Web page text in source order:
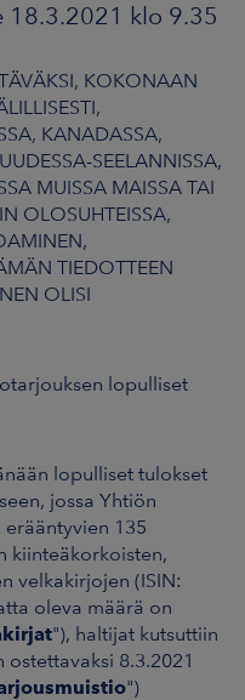
18.3.2021 klo 9.35
KOKONAAN
KANADASSA,
SEELANNISSA,
MUISSA MAISSA TAI
OLOSUHTEISSA,
TIEDOTTEEN
OLISI
lopulliset
lopulliset tulokset
jossa Yhtiön
erääntyvien 135
kiinteäkorkoisten,
velkakirjojen (ISIN:
oleva määrä on
"), haltijat kutsuttiin
8.3.2021
")